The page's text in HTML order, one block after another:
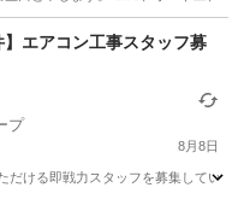
】エアコン工事スタッフ募
プ
8月8日
だける即戦力スタッフを募集してい